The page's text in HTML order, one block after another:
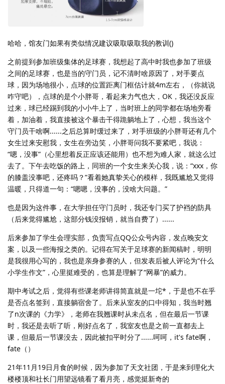
哈哈，馆友门如果有类似情况建议吸取吸取我的教训()
之前提到参加班级集体的足球赛，我想起了高中时我也参加了班级
之间的足球赛，也是当的守门员，记不清时啥原因了，对手要点
球，因为场地很小，点球的位置距离门框估计就4m左右，（你就说
咋守吧），点球的是个小胖哥，看起来力气也大，OK，我还没反应
过来，球已经踢到我的小小牛上了，当时班上的同学都在场地旁看
着，加油着，我直接被这个暴击干得跪躺地上了，心想，我当这个
守门员干啥啊......之后总算时缓过来了，对手班级的小胖哥还有几个
女生过来安慰我，女生在旁边笑，小胖哥问我不要紧吧，我说：
“嗯，没事”（心里想着反正应该还能用）也不想为难人家，就这么过
去了。下午去吃饭的路上，同班的一个女生来关心我，说：“xxx，你
的膝盖没事吧，还疼吗？”看着她真挚关心的模样，我既尴尬又觉得
温暖，只得道一句：“嗯嗯，没事的，没啥大问题。”
也是因为这件事，在大学担任守门员时，我还专门买了护裆的防具
（后来觉得尴尬，这部分钱没报销，就当自费了）......
后来参加了学生会理实部，负责写点QQ公众号内容，发点晚安文
案，以及一些海报之类的。记得在写关于足球赛的新闻稿时，明明
是我很用心写的，我也是亲身参赛的人，但发表后被人评论为“什么
小学生作文”，心里挺难受的，也算是理解了“网暴”的威力。
期中考试之后，觉得有些课老师讲得简直就是一坨*，于是也不在乎
是否点名签到，直接躺宿舍了。后来从室友的口中得知，我当时翘
了n次课的《力学》，老师在我翘课时从未点名，但在最后一节课
时，我还是去听了听，刚好点名了，我室友也是之前一直都去上
课，但最后一节课没去，因此被扣平时分了......呵呵，it's fate啊，
fate（）
21年11月19日月食的时候，因为参加了天文社团，于是来到理化大
楼楼顶和社长门用望远镜看了看月亮，感觉挺新奇的